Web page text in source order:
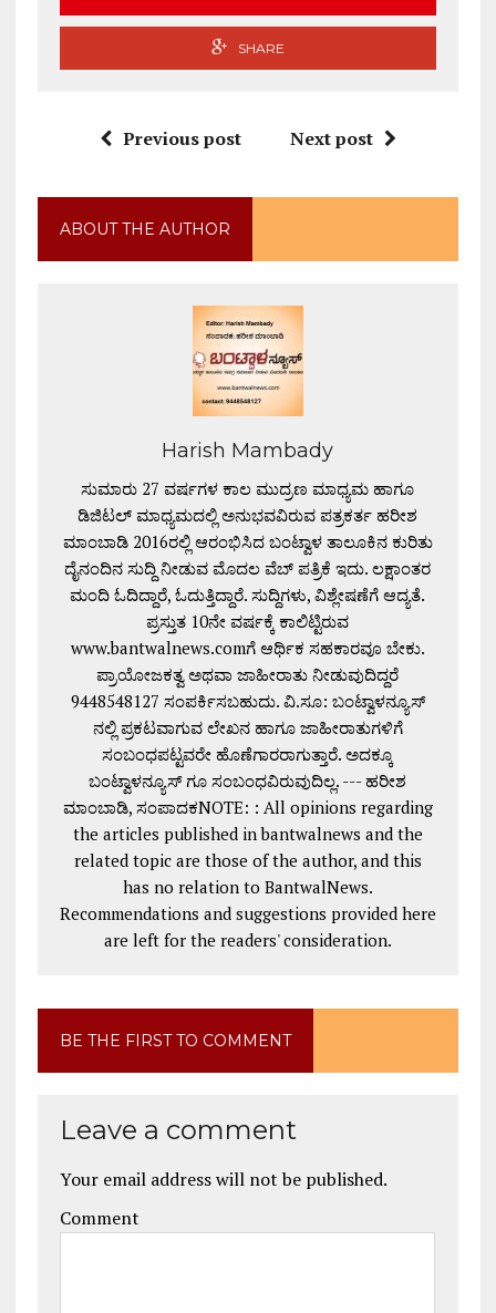
SHARE
Previous post Next post
ABOUT THE AUTHOR
Harish Mambady
ಸುಮಾರು 27 ವರ್ಷಗಳ ಕಾಲ ಮುದ್ರಣ ಮಾಧ್ಯಮ ಹಾಗೂ
ಡಿಜಿಟಲ್ ಮಾಧ್ಯಮದಲ್ಲಿ ಅನುಭವವಿರುವ ಪತ್ರಕರ್ತ ಹರೀಶ
ಮಾಂಬಾಡಿ 2016ರಲ್ಲಿ ಆರಂಭಿಸಿದ ಬಂಟ್ವಾಳ ತಾಲೂಕಿನ ಕುರಿತು
ದೈನಂದಿನ ಸುದ್ದಿ ನೀಡುವ ಮೊದಲ ವೆಬ್ ಪತ್ರಿಕೆ ಇದು. ಲಕ್ಷಾಂತರ
ಮಂದಿ ಓದಿದ್ದಾರೆ, ಓದುತ್ತಿದ್ದಾರೆ. ಸುದ್ದಿಗಳು, ವಿಶ್ಲೇಷಣೆಗೆ ಆದ್ಯತೆ.
ಪ್ರಸ್ತುತ 10ನೇ ವರ್ಷಕ್ಕೆ ಕಾಲಿಟ್ಟಿರುವ
www.bantwalnews.comಗೆ ಆರ್ಥಿಕ ಸಹಕಾರವೂ ಬೇಕು.
ಪ್ರಾಯೋಜಕತ್ವ ಅಥವಾ ಜಾಹೀರಾತು ನೀಡುವುದಿದ್ದರೆ
9448548127 ಸಂಪರ್ಕಿಸಬಹುದು. ವಿ.ಸೂ: ಬಂಟ್ವಾಳನ್ಯೂಸ್
ನಲ್ಲಿ ಪ್ರಕಟವಾಗುವ ಲೇಖನ ಹಾಗೂ ಜಾಹೀರಾತುಗಳಿಗೆ
ಸಂಬಂಧಪಟ್ಟವರೇ ಹೊಣೆಗಾರರಾಗುತ್ತಾರೆ. ಅದಕ್ಕೂ
ಬಂಟ್ವಾಳನ್ಯೂಸ್ ಗೂ ಸಂಬಂಧವಿರುವುದಿಲ್ಲ. --- ಹರೀಶ
ಮಾಂಬಾಡಿ, ಸಂಪಾದಕNOTE: : All opinions regarding
the articles published in bantwalnews and the
related topic are those of the author, and this
has no relation to BantwalNews.
Recommendations and suggestions provided here
are left for the readers' consideration.
BE THE FIRST TO COMMENT
Leave a comment
Your email address will not be published.
Comment